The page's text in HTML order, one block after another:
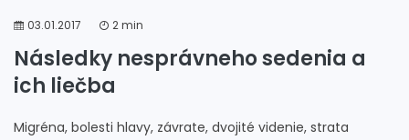
03.01.2017 2 min
Následky nesprávneho sedenia a
ich liečba
Migréna, bolesti hlavy, závrate, dvojité videnie, strata